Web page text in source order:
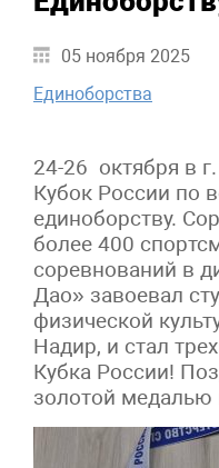
05 ноября 2025
Единоборства
24-26 октября в
Кубок России по
единоборству.
более 400
соревнований в
Дао» завоевал
физической
Надир, и стал
Кубка России!
золотой